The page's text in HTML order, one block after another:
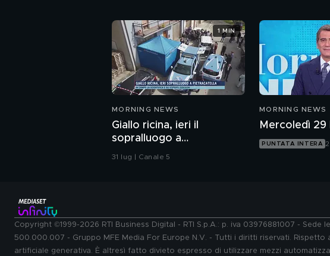
MORNING NEWS
Giallo ricina, ieri il
sopralluogo a
Piertacatella
31 lug | Canale 5
1 MIN
MORNING NEWS
Mercoledì 29
PUNTATA INTERA
Copyright ©1999-2026 RTI Business Digital - RTI S.p.A.: p. iva 03976881007 -
500.000.007 - Gruppo MFE Media For Europe N.V. - Tutti i diritti riservati.
artificiale generativa. È altresì fatto divieto espresso di utilizzare mezzi